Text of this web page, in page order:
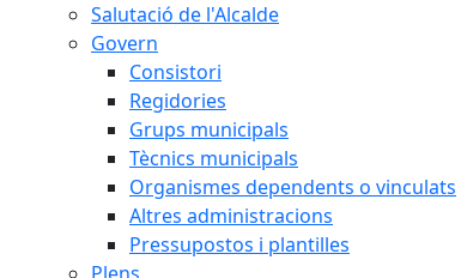
Salutació de l'Alcalde
Govern
Consistori
Regidories
Grups municipals
Tècnics municipals
Organismes dependents o vinculats
Altres administracions
Pressupostos i plantilles